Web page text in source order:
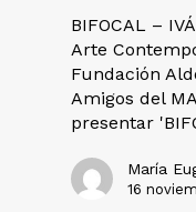
BIFOCAL –
Arte
Fundación
Amigos del
presentar
María
16